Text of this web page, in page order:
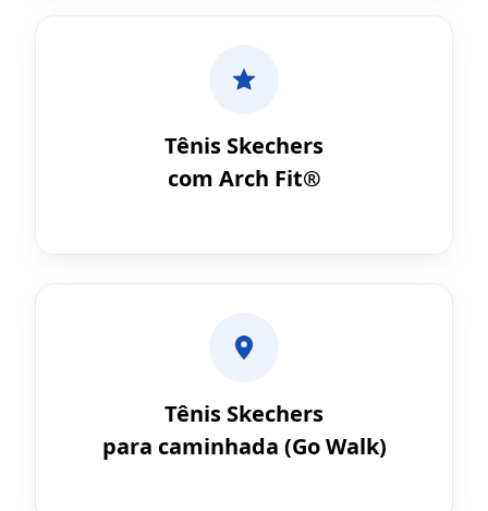
Tênis Skechers
com Arch Fit®
Tênis Skechers
para caminhada (Go Walk)